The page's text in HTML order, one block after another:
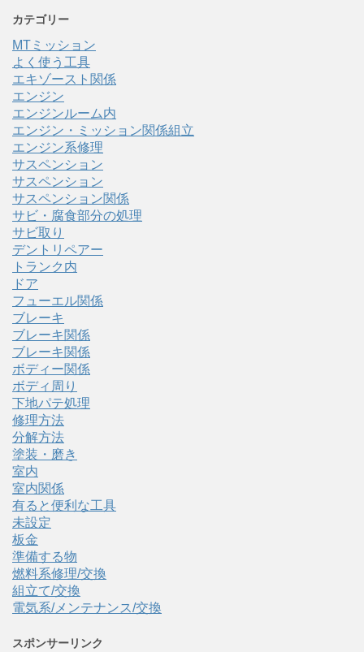
カテゴリー
MTミッション
よく使う工具
エキゾースト関係
エンジン
エンジンルーム内
エンジン・ミッション関係組立
エンジン系修理
サスペンション
サスペンション
サスペンション関係
サビ・腐食部分の処理
サビ取り
デントリペアー
トランク内
ドア
フューエル関係
ブレーキ
ブレーキ関係
ブレーキ関係
ボディー関係
ボディ周り
下地パテ処理
修理方法
分解方法
塗装・磨き
室内
室内関係
有ると便利な工具
未設定
板金
準備する物
燃料系修理/交換
組立て/交換
電気系/メンテナンス/交換
スポンサーリンク